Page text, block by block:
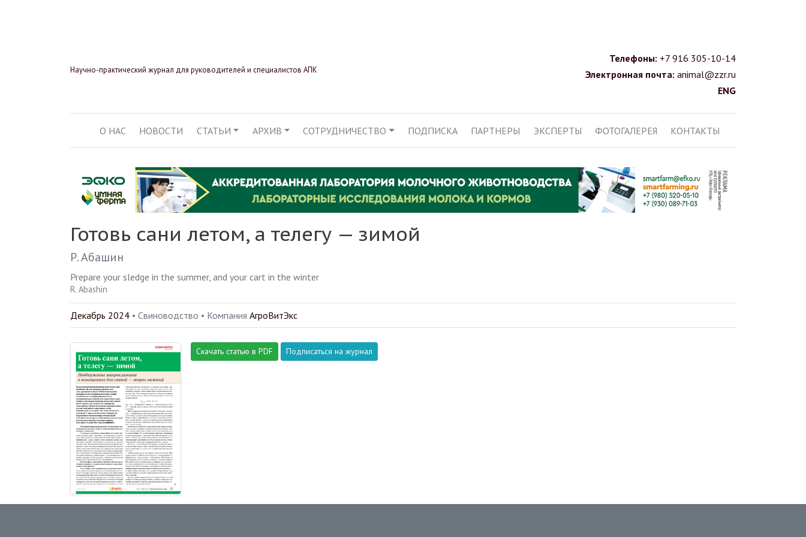
Научно-практический журнал для руководителей и специалистов АПК
Телефоны: +7 916 305-10-14
Электронная почта: animal@zzr.ru
ENG
ОСНОВНАЯ НАВИГАЦИЯ
О НАС НОВОСТИ СТАТЬИ АРХИВ СОТРУДНИЧЕСТВО ПОДПИСКА ПАРТНЕРЫ ЭКСПЕРТЫ ФОТОГАЛЕРЕЯ КОНТАКТЫ
Готовь сани летом, а телегу — зимой
Р. Абашин
Prepare your sledge in the summer, and your cart in the winter
R. Abashin
Декабрь 2024 • Свиноводство • Компания АгроВитЭкс
Скачать статью в PDF Подписаться на журнал